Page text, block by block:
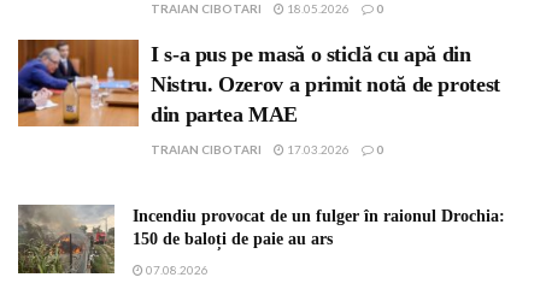
TRAIAN CIBOTARI 18.05.2026 0
I s-a pus pe masă o sticlă cu apă din
Nistru. Ozerov a primit notă de protest
din partea MAE
TRAIAN CIBOTARI 17.03.2026 0
Incendiu provocat de un fulger în raionul Drochia:
150 de baloți de paie au ars
07.08.2026